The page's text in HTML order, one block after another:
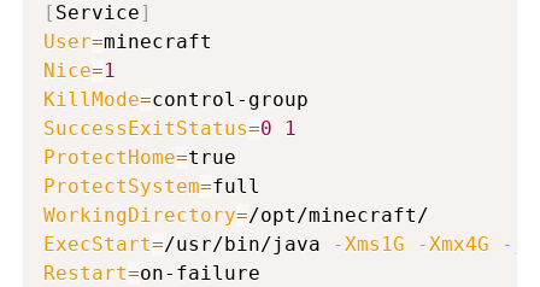
[ Service]
User=
Nice=1
KillMode=
SuccessExitStatus=0
1
ProtectHome=
ProtectSystem=
WorkingDirectory=
ExecStart=/usr/bin/java -Xms1G -Xmx4G
-
Restart=on-failure